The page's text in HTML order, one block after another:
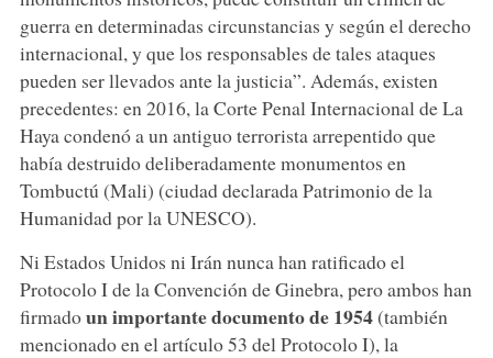
guerra en determinadas circunstancias y según el derecho
internacional, y que los responsables de tales ataques
pueden ser llevados ante la justicia”. Además, existen
precedentes: en 2016, la Corte Penal Internacional de La
Haya condenó a un antiguo terrorista arrepentido que
había destruido deliberadamente monumentos en
Tombuctú (Mali) (ciudad declarada Patrimonio de la
Humanidad por la UNESCO).
Ni Estados Unidos ni Irán nunca han ratificado el
Protocolo I de la Convención de Ginebra, pero ambos han
firmadoun importante documento de 1954(también
mencionado en el artículo 53 del Protocolo I), la